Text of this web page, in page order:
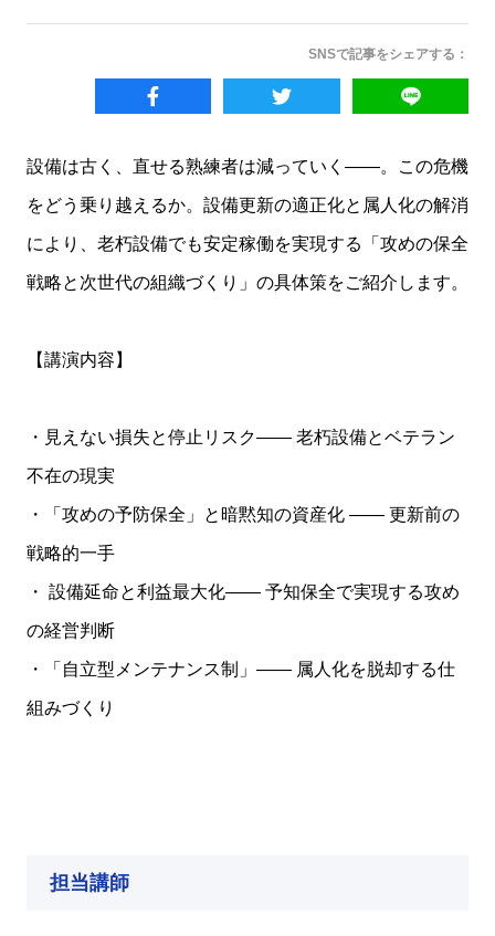
SNSで記事をシェアする：
設備は古く、直せる熟練者は減っていく――。この危機
をどう乗り越えるか。設備更新の適正化と属人化の解消
により、老朽設備でも安定稼働を実現する「攻めの保全
戦略と次世代の組織づくり」の具体策をご紹介します。
【講演内容】
・見えない損失と停止リスク—— 老朽設備とベテラン
不在の現実
・「攻めの予防保全」と暗黙知の資産化 —— 更新前の
戦略的一手
・ 設備延命と利益最大化—— 予知保全で実現する攻め
の経営判断
・「自立型メンテナンス制」—— 属人化を脱却する仕
組みづくり
担当講師